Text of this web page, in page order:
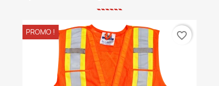
PROMO ! favorite_border